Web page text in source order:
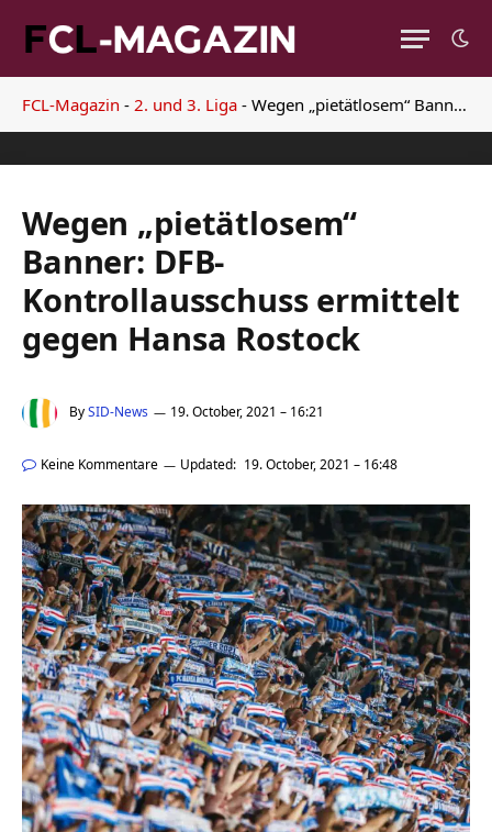
FCL-Magazin - 2. und 3. Liga - Wegen „pietätlosem“ Banner: DFB-Kontrollausschuss ermittelt gegen Hansa Rostock
Wegen „pietätlosem“
Banner: DFB-
Kontrollausschuss ermittelt
gegen Hansa Rostock
BySID-News 19. October, 2021 – 16:21
Keine Kommentare Updated: 19. October, 2021 – 16:48